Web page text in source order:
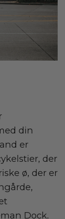
din
er
der
ø, der er
Dock.